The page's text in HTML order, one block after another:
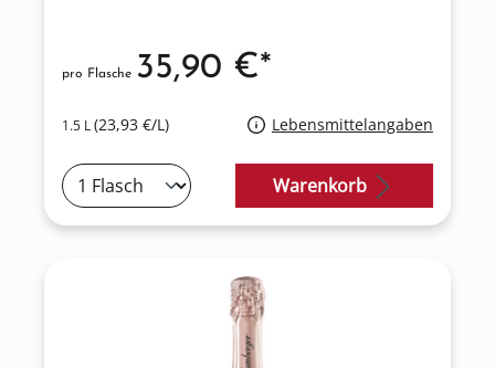
1.5 L(23,93 €/L) Lebensmittelangaben
pro Flasche 35,90 €*
Warenkorb